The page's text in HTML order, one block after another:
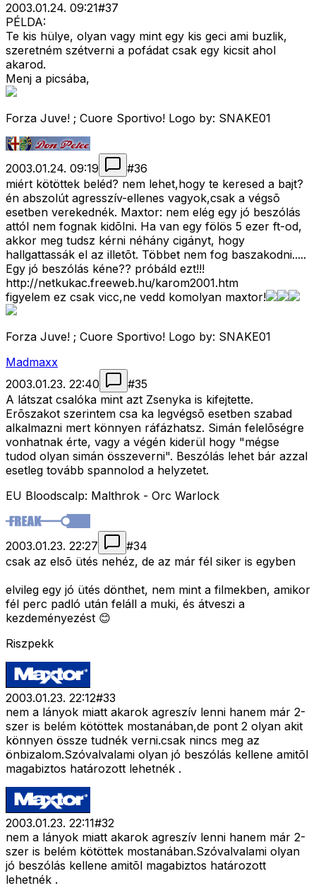
2003.01.24. 09:21#37
PÉLDA:
Te kis hülye, olyan vagy mint egy kis geci ami buzlik,
szeretném szétverni a pofádat csak egy kicsit ahol
akarod.
Menj a picsába,
Forza Juve! ; Cuore Sportivo! Logo by: SNAKE01
2003.01.24. 09:19 #36
miért kötöttek beléd? nem lehet,hogy te keresed a bajt?
én abszolút agresszív-ellenes vagyok,csak a végsõ
esetben verekednék. Maxtor: nem elég egy jó beszólás
attól nem fognak kidõlni. Ha van egy fölös 5 ezer ft-od,
akkor meg tudsz kérni néhány cigányt, hogy
hallgattassák el az illetõt. Többet nem fog baszakodni.....
Egy jó beszólás kéne?? próbáld ezt!!!
http://netkukac.freeweb.hu/karom2001.htm
figyelem ez csak vicc,ne vedd komolyan maxtor!
Forza Juve! ; Cuore Sportivo! Logo by: SNAKE01
Madmaxx
2003.01.23. 22:40
#35
A látszat csalóka mint azt Zsenyka is kifejtette.
Erõszakot szerintem csa ka legvégsõ esetben szabad
alkalmazni mert könnyen ráfázhatsz. Simán felelõségre
vonhatnak érte, vagy a végén kiderül hogy "mégse
tudod olyan simán összeverni". Beszólás lehet bár azzal
esetleg tovább spannolod a helyzetet.
EU Bloodscalp: Malthrok - Orc Warlock
2003.01.23. 22:27 #34
csak az elsõ ütés nehéz, de az már fél siker is egyben
elvileg egy jó ütés dönthet, nem mint a filmekben, amikor
fél perc padló után feláll a muki, és átveszi a
kezdeményezést 😊
Riszpekk
2003.01.23. 22:12#33
nem a lányok miatt akarok agreszív lenni hanem már 2-
szer is belém kötöttek mostanában,de pont 2 olyan akit
könnyen össze tudnék verni.csak nincs meg az
önbizalom.Szóvalvalami olyan jó beszólás kellene amitõl
magabiztos határozott lehetnék .
2003.01.23. 22:11#32
nem a lányok miatt akarok agreszív lenni hanem már 2-
szer is belém kötöttek mostanában.Szóvalvalami olyan
jó beszólás kellene amitõl magabiztos határozott
lehetnék .